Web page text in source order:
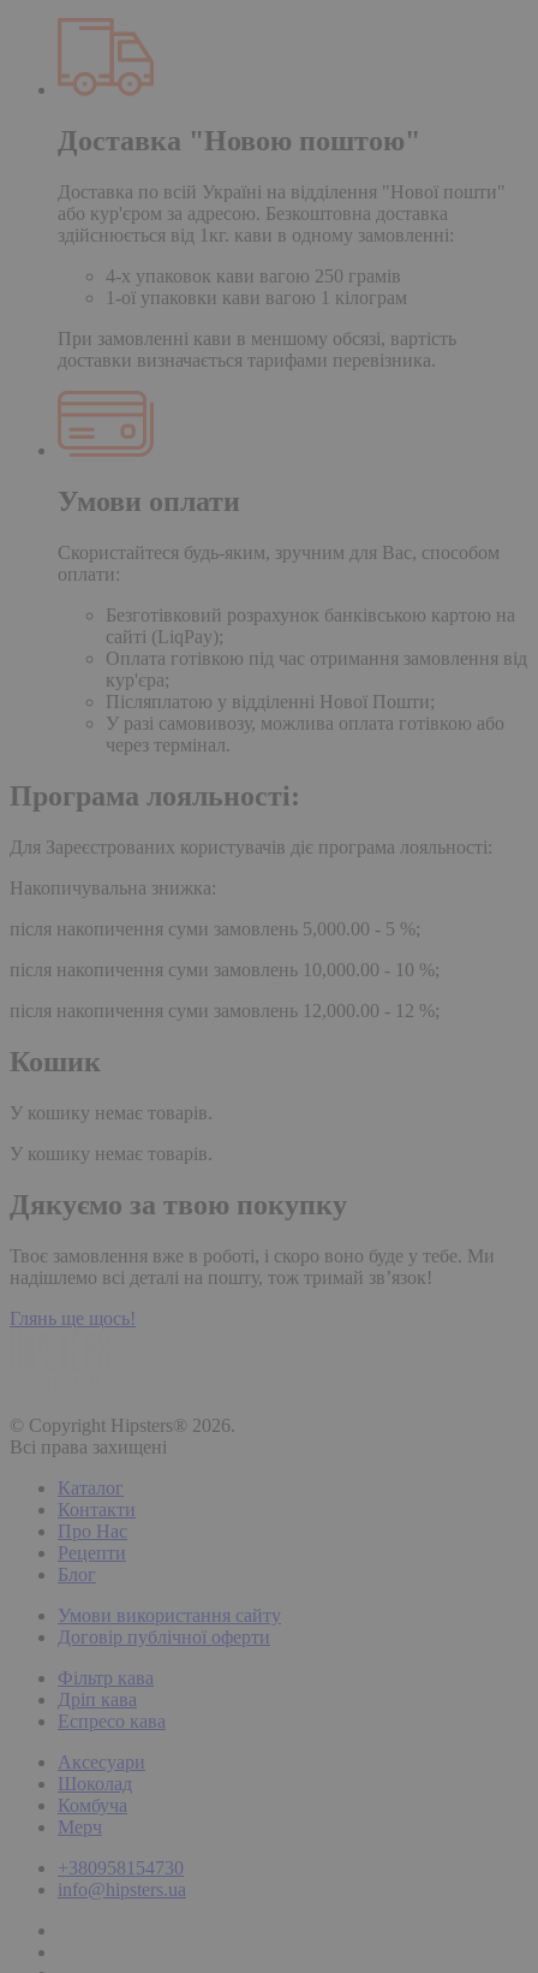
Доставка "Новою поштою"
Доставка по всій Україні на відділення "Нової пошти"
або кур'єром за адресою. Безкоштовна доставка
здійснюється від 1кг. кави в одному замовленні:
4-х упаковок кави вагою 250 грамів
1-ої упаковки кави вагою 1 кілограм
При замовленні кави в меншому обсязі, вартість
доставки визначається тарифами перевізника.
Умови оплати
Скористайтеся будь-яким, зручним для Вас, способом
оплати:
Безготівковий розрахунок банківською картою на
сайті (LiqPay);
Оплата готівкою під час отримання замовлення від
кур'єра;
Післяплатою у відділенні Нової Пошти;
У разі самовивозу, можлива оплата готівкою або
через термінал.
Програма лояльності:
Для Зареєстрованих користувачів діє програма лояльності:
Накопичувальна знижка:
після накопичення суми замовлень 5,000.00 - 5 %;
після накопичення суми замовлень 10,000.00 - 10 %;
після накопичення суми замовлень 12,000.00 - 12 %;
Кошик
У кошику немає товарів.
У кошику немає товарів.
Дякуємо за твою покупку
Твоє замовлення вже в роботі, і скоро воно буде у тебе. Ми
надішлемо всі деталі на пошту, тож тримай зв’язок!
Глянь ще щось!
© Copyright Hipsters® 2026.
Всі права захищені
Каталог
Контакти
Про Нас
Рецепти
Блог
Умови використання сайту
Договір публічної оферти
Фільтр кава
Дріп кава
Еспресо кава
Аксесуари
Шоколад
Комбуча
Мерч
+380958154730
info@hipsters.ua